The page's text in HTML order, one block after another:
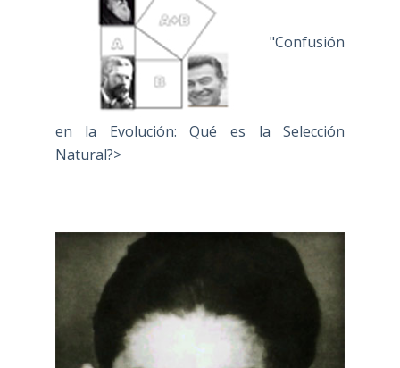
"Confusión
en la Evolución: Qué es la Selección
Natural?>